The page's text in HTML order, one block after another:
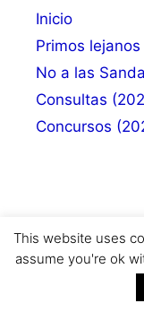
Inicio
Primos lejanos
No a las
Consultas
Concursos
Entradas
¿Sabías que
This website uses
assume you're ok